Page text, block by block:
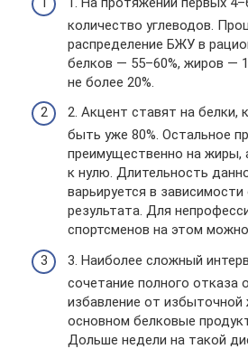
количество углеводов.
распределение БЖУ в
белков — 55–60%, жиров —
не более 20%.
2. Акцент ставят на белки,
быть уже 80%. Остальное
преимущественно на жиры,
к нулю. Длительность
варьируется в
результата. Для
спортсменов на этом
3. Наиболее сложный
сочетание полного отказа
избавление от
основном белковые
Дольше недели на такой